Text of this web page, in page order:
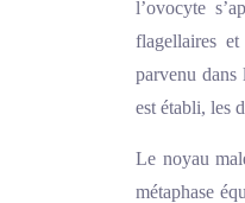
l’ovocyte
flagellaires et
parvenu dans
est établi, les
Le noyau
métaphase